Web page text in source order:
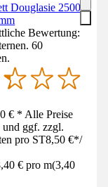
Douglasie 2500
Bewertung:
60
€ * Alle Preise
ggf. zzgl.
pro ST8,50 €*/
€ pro m(3,40